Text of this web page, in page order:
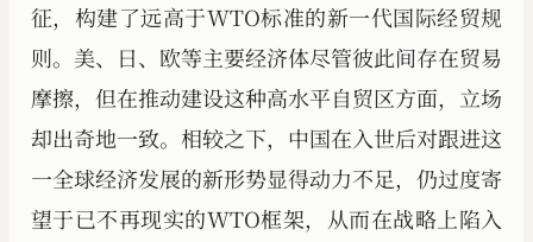
征，构建了远高于WTO标准的新一代国际经贸规
则。美、日、欧等主要经济体尽管彼此间存在贸易
摩擦，但在推动建设这种高水平自贸区方面，立场
却出奇地一致。相较之下，中国在入世后对跟进这
一全球经济发展的新形势显得动力不足，仍过度寄
望于已不再现实的WTO框架，从而在战略上陷入